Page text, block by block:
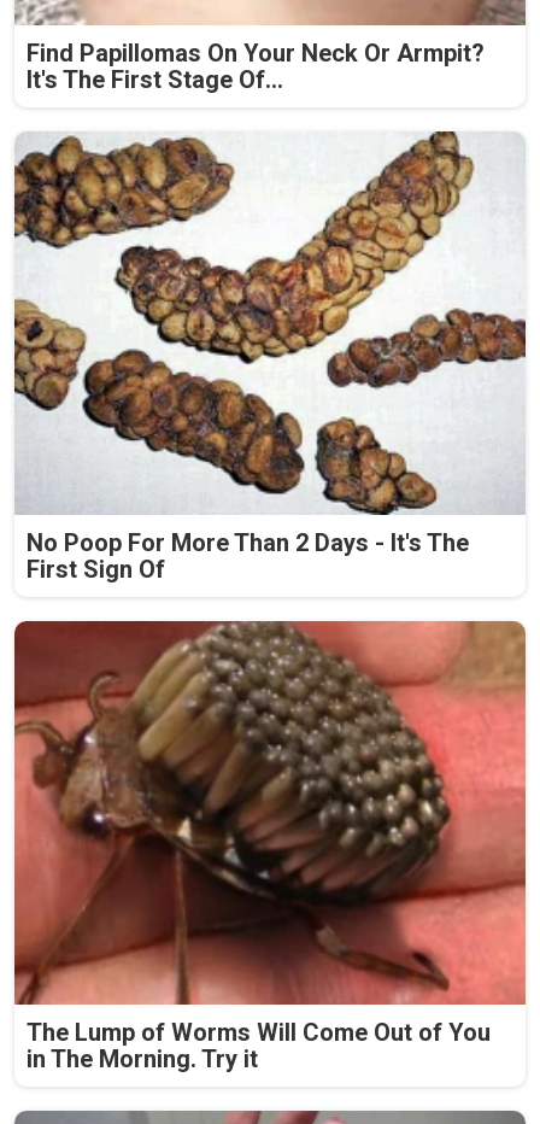
Find Papillomas On Your Neck Or Armpit?
It's The First Stage Of...
No Poop For More Than 2 Days - It's The
First Sign Of
The Lump of Worms Will Come Out of You
in The Morning. Try it